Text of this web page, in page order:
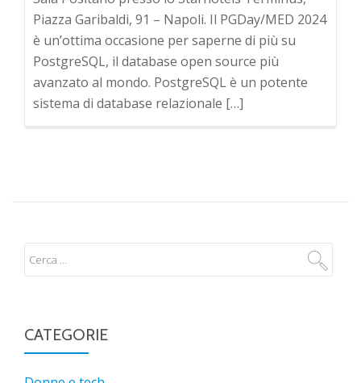
Piazza Garibaldi, 91 – Napoli. Il PGDay/MED 2024
è un’ottima occasione per saperne di più su
PostgreSQL, il database open source più
avanzato al mondo. PostgreSQL è un potente
sistema di database relazionale […]
CATEGORIE